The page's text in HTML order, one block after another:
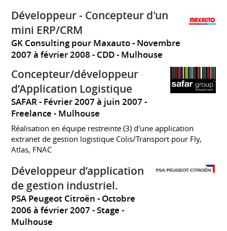
Développeur - Concepteur d'un
mini ERP/CRM
GK Consulting pour Maxauto
Novembre
2007 à février 2008 CDD Mulhouse
Concepteur/développeur
d’Application Logistique
SAFAR
Février 2007 à juin 2007
Freelance
Mulhouse
Réalisation en équipe restreinte (3) d'une application
extranet de gestion logistique Colis/Transport pour Fly,
Atlas, FNAC
Développeur d’application
de gestion industriel.
PSA Peugeot Citroën
Octobre
2006 à février 2007 Stage
Mulhouse